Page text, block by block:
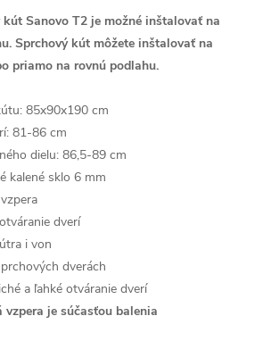
Sanovo T2 je možné inštalovať na
Sprchový kút môžete inštalovať na
priamo na rovnú podlahu.
85x90x190 cm
81-86 cm
dielu: 86,5-89 cm
kalené sklo 6 mm
dverí
i von
dverách
a ľahké otváranie dverí
je súčasťou balenia